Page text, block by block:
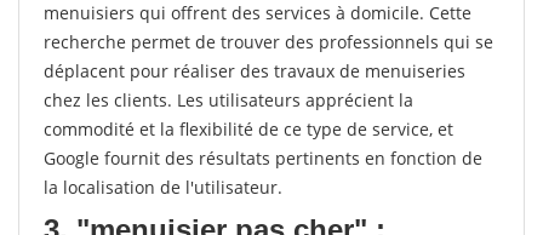
menuisiers qui offrent des services à domicile. Cette
recherche permet de trouver des professionnels qui se
déplacent pour réaliser des travaux de menuiseries
chez les clients. Les utilisateurs apprécient la
commodité et la flexibilité de ce type de service, et
Google fournit des résultats pertinents en fonction de
la localisation de l'utilisateur.